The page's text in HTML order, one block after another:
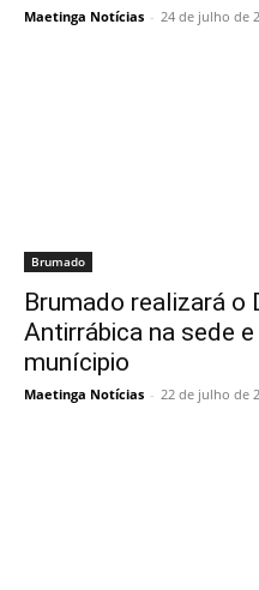
Maetinga Notícias - 24 de julho de
Brumado
Brumado realizará o
Antirrábica na sede
munícipio
Maetinga Notícias - 22 de julho de